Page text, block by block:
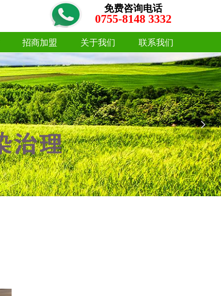
招商加盟
招商加盟
关于我们
关于我们
联系我们
联系我们
免费咨询电话
0755-8148 3332
넲